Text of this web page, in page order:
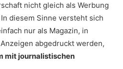
nicht gleich als Werbung
diesem Sinne versteht sich
nur als Magazin, in
abgedruckt werden,
mit journalistischen